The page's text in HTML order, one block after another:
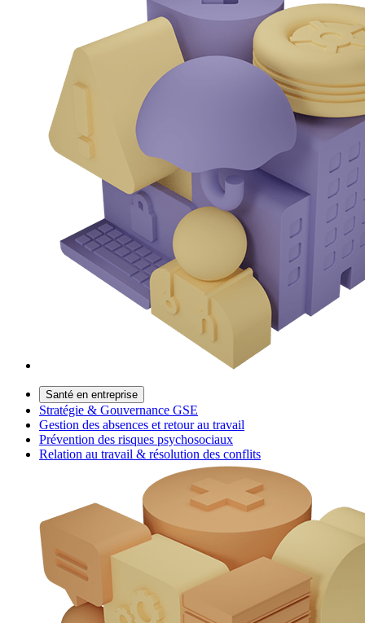
Santé en entreprise
Stratégie & Gouvernance GSE
Gestion des absences et retour au travail
Prévention des risques psychosociaux
Relation au travail & résolution des conflits